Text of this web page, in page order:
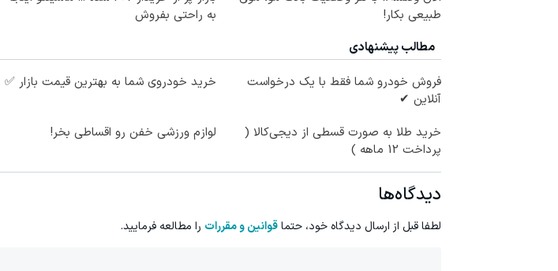
طبیعی بکار!
به راحتی بفروش
مطالب پیشنهادی
فروش خودرو شما فقط با یک درخواست
آنلاین ✔
خرید خودروی شما به بهترین قیمت بازار ✅
خرید طلا به صورت قسطی از دیجی‌کالا (
پرداخت 12 ماهه )
لوازم ورزشی خفن رو اقساطی بخر!
دیدگاه‌ها
لطفا قبل از ارسال دیدگاه خود، حتماقوانین و مقررات را مطالعه فرمایید.